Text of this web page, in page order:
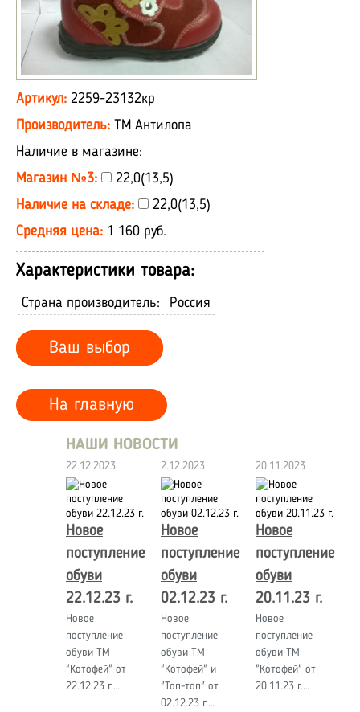
Артикул: 2259-23132кр
Производитель: ТМ Антилопа
Наличие в магазине:
Магазин №3:
22,0(13,5)
Наличие на складе:
22,0(13,5)
Средняя цена: 1 160 руб.
Характеристики товара:
Страна производитель: Россия
Ваш выбор
На главную
НАШИ НОВОСТИ
22.12.2023
Новое
поступление
обуви
22.12.23 г.
Новое
поступление
обуви ТМ
"Котофей" от
22.12.23 г.…
2.12.2023
Новое
поступление
обуви
02.12.23 г.
Новое
поступление
обуви ТМ
"Котофей" и
"Топ-топ" от
02.12.23 г.…
20.11.2023
Новое
поступление
обуви
20.11.23 г.
Новое
поступление
обуви ТМ
"Котофей" от
20.11.23 г.…